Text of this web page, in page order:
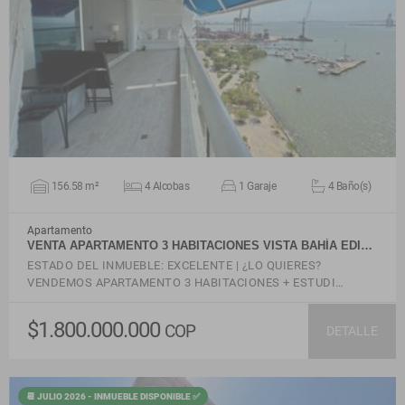
VER DETALLES
156.58 m² 4 Alcobas 1 Garaje 4 Baño(s)
Apartamento
VENTA APARTAMENTO 3 HABITACIONES VISTA BAHÍA EDI…
ESTADO DEL INMUEBLE: EXCELENTE | ¿LO QUIERES?
VENDEMOS APARTAMENTO 3 HABITACIONES + ESTUDI…
$1.800.000.000 COP DETALLE
📆 JULIO 2026 - INMUEBLE DISPONIBLE ✅